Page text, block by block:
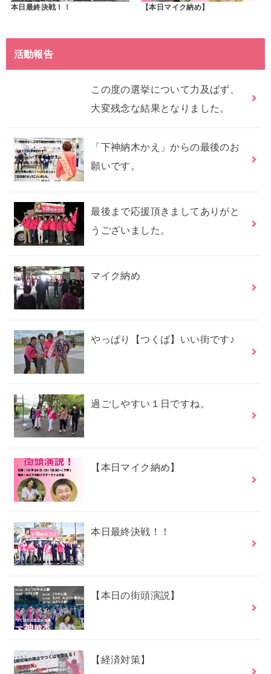
本日最終決戦！！ 【本日マイク納め】
活動報告
この度の選挙について力及ばず、
大変残念な結果となりました。
「下神納木かえ」からの最後のお
願いです。
最後まで応援頂きましてありがと
うございました。
マイク納め
やっぱり【つくば】いい街です♪
過ごしやすい１日ですね。
【本日マイク納め】
本日最終決戦！！
【本日の街頭演説】
【経済対策】